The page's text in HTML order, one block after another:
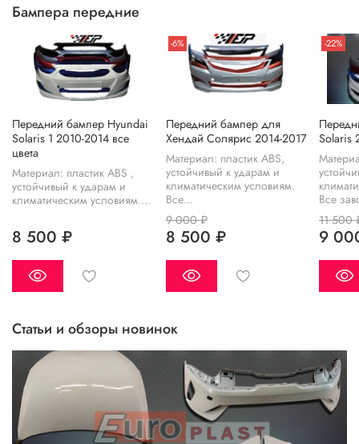
Бампера передние
Передний бампер Hyundai
Solaris 1 2010-2014 все
цвета
Материал: пластик ABS ,
устойчивый к ударам и
климатическим условиям....
8 500 ₽
-6%
Передний бампер для
Хендай Солярис 2014-2017
Материал: пластик ABS,
устойчивый к ударам и
климатическим условиям.
Все...
9 000 ₽
8 500 ₽
-22%
Solaris
Все
11 500
9
Статьи и обзоры новинок